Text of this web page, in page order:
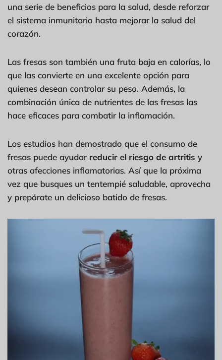
una serie de beneficios para la salud, desde reforzar
el sistema inmunitario hasta mejorar la salud del
corazón.
Las fresas son también una fruta baja en calorías, lo
que las convierte en una excelente opción para
quienes desean controlar su peso. Además, la
combinación única de nutrientes de las fresas las
hace eficaces para combatir la inflamación.
Los estudios han demostrado que el consumo de
fresas puede ayudar reducir el riesgo de artritis y
otras afecciones inflamatorias. Así que la próxima
vez que busques un tentempié saludable, aprovecha
y prepárate un delicioso batido de fresas.